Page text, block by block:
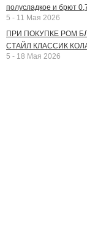
полусладкое и брют
5 - 11 Мая 2026
ПРИ ПОКУПКЕ РОМ
СТАЙЛ КЛАССИК КОЛА
5 - 18 Мая 2026